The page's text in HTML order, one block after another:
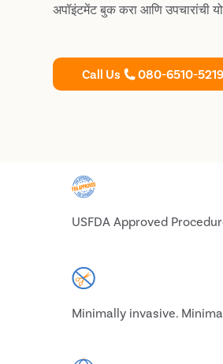
अपॉइंटमेंट बुक करा आणि उपचारांची
Call Us 080-6510-5219
USFDA Approved
Minimally invasive.